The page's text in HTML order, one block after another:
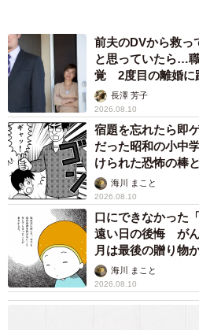
前夫のDVから救
と思っていたら…
覚 2度目の離婚に
す【夫婦関係修復
長澤 芳子
2026.08.10
宿題を忘れたら即
だった昭和の小中
けられた恐怖の棒
海川 まこと
2026.08.10
口にできなかった
遠い日の後悔 が
月は最後の贈り物
海川 まこと
2026.08.10